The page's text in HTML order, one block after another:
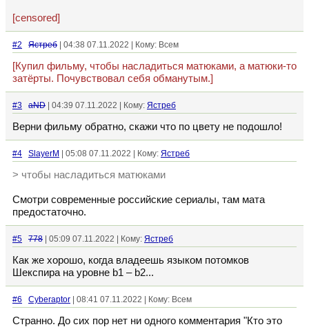
[censored]
#2 Ястреб | 04:38 07.11.2022 | Кому: Всем
[Купил фильму, чтобы насладиться матюками, а матюки-то
затёрты. Почувствовал себя обманутым.]
#3 aND | 04:39 07.11.2022 | Кому: Ястреб
Верни фильму обратно, скажи что по цвету не подошло!
#4 SlayerM | 05:08 07.11.2022 | Кому: Ястреб
> чтобы насладиться матюками
Смотри современные российские сериалы, там мата
предостаточно.
#5 778 | 05:09 07.11.2022 | Кому: Ястреб
Как же хорошо, когда владеешь языком потомков
Шекспира на уровне b1 – b2...
#6 Cyberaptor | 08:41 07.11.2022 | Кому: Всем
Странно. До сих пор нет ни одного комментария "Кто это